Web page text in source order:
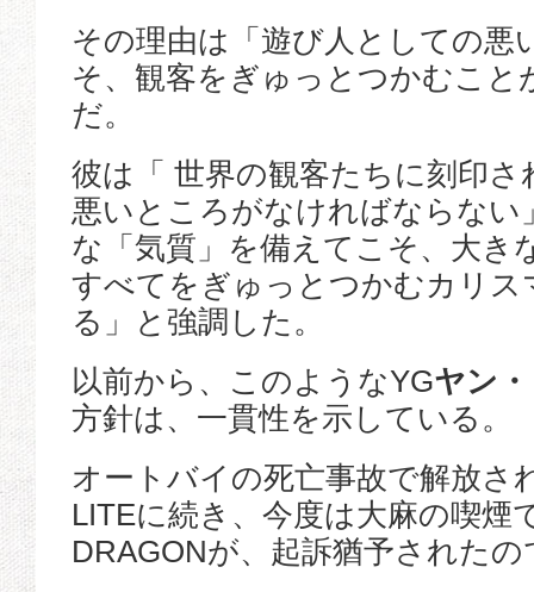
その理由は「遊び人としての悪
そ、観客をぎゅっとつかむこと
だ。
彼は「 世界の観客たちに刻印
悪いところがなければならない
な「気質」を備えてこそ、大き
すべてをぎゅっとつかむカリ
る」と強調した。
以前から、このようなYGヤン
方針は、一貫性を示している。
オートバイの死亡事故で解放さ
LITEに続き、今度は大麻の喫煙
DRAGONが、起訴猶予された